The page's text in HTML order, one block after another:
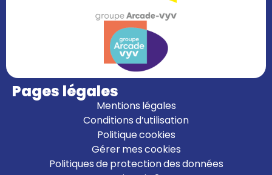
Pages légales
Mentions légales
Conditions d’utilisation
Politique cookies
Gérer mes cookies
Politiques de protection des données